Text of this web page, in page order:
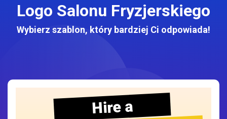
Logo Salonu Fryzjerskiego
Wybierz szablon, który bardziej Ci odpowiada!
Hire a